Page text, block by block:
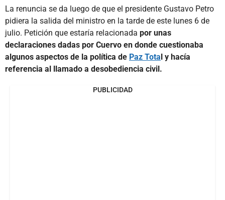
La renuncia se da luego de que el presidente Gustavo Petro
pidiera la salida del ministro en la tarde de este lunes 6 de
julio. Petición que estaría relacionada por unas
declaraciones dadas por Cuervo en donde cuestionaba
algunos aspectos de la política de Paz Total y hacía
referencia al llamado a desobediencia civil.
PUBLICIDAD